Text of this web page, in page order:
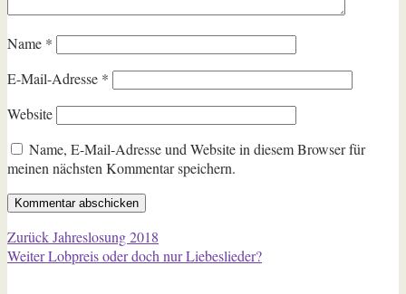
Name *
E-Mail-Adresse *
Website
Name, E-Mail-Adresse und Website in diesem Browser für
meinen nächsten Kommentar speichern.
Beitragsnavigation
Zurück Vorheriger
Beitrag:
Jahreslosung 2018
WeiterNächster
Lobpreis oder doch nur Liebeslieder?